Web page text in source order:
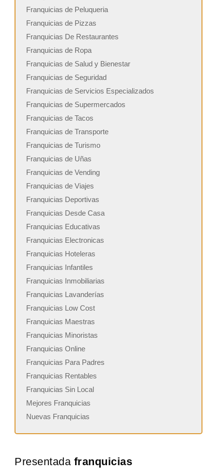
Franquicias de Peluqueria
Franquicias de Pizzas
Franquicias De Restaurantes
Franquicias de Ropa
Franquicias de Salud y Bienestar
Franquicias de Seguridad
Franquicias de Servicios Especializados
Franquicias de Supermercados
Franquicias de Tacos
Franquicias de Transporte
Franquicias de Turismo
Franquicias de Uñas
Franquicias de Vending
Franquicias de Viajes
Franquicias Deportivas
Franquicias Desde Casa
Franquicias Educativas
Franquicias Electronicas
Franquicias Hoteleras
Franquicias Infantiles
Franquicias Inmobiliarias
Franquicias Lavanderías
Franquicias Low Cost
Franquicias Maestras
Franquicias Minoristas
Franquicias Online
Franquicias Para Padres
Franquicias Rentables
Franquicias Sin Local
Mejores Franquicias
Nuevas Franquicias
Presentada franquicias